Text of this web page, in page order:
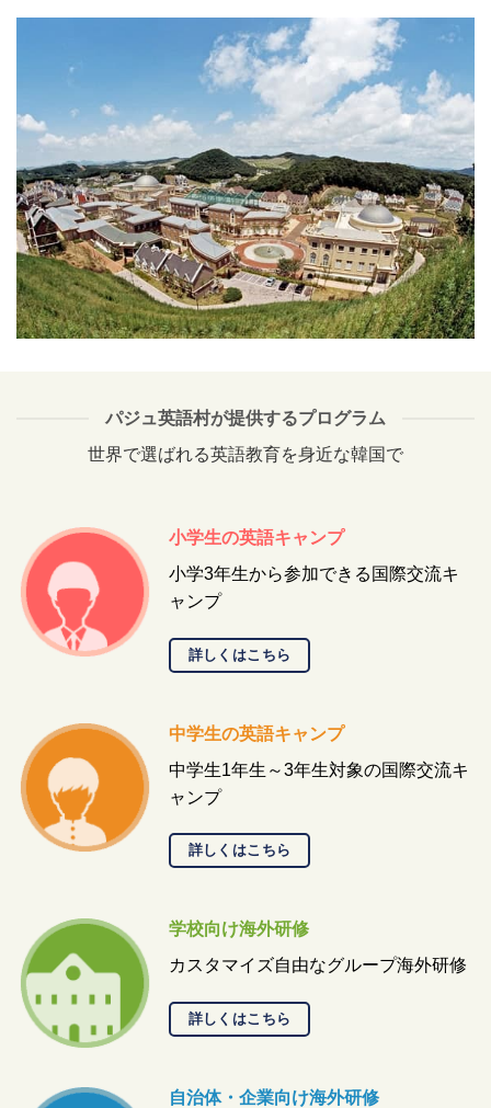
パジュ英語村が提供するプログラム
世界で選ばれる英語教育を身近な韓国で
小学生の英語キャンプ
小学3年生から参加できる国際交流キ
ャンプ
詳しくはこちら
中学生の英語キャンプ
中学生1年生～3年生対象の国際交流キ
ャンプ
詳しくはこちら
学校向け海外研修
カスタマイズ自由なグループ海外研修
詳しくはこちら
自治体・企業向け海外研修